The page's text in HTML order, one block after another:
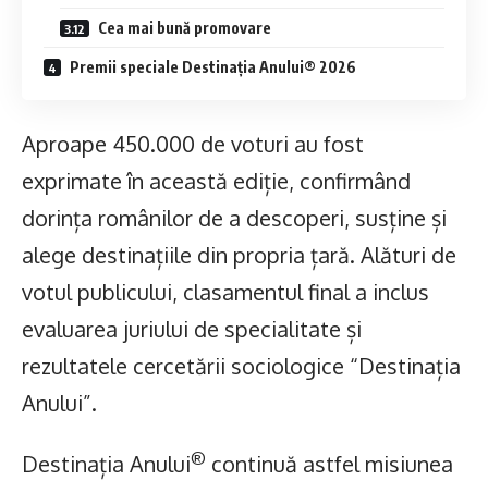
Cea mai bună promovare
Premii speciale Destinația Anului® 2026
Aproape 450.000 de voturi au fost
exprimate în această ediție, confirmând
dorința românilor de a descoperi, susține și
alege destinațiile din propria țară. Alături de
votul publicului, clasamentul final a inclus
evaluarea juriului de specialitate și
rezultatele cercetării sociologice “Destinația
Anului”.
Destinația Anului® continuă astfel misiunea